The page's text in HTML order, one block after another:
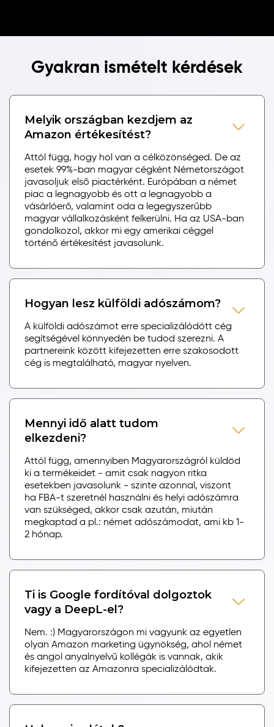
Gyakran ismételt kérdések
Melyik országban kezdjem az
Amazon értékesítést?
Attól függ, hogy hol van a célközönséged. De az
esetek 99%-ban magyar cégként Németországot
javasoljuk első piactérként. Európában a német
piac a legnagyobb és ott a legnagyobb a
vásárlóerő, valamint oda a legegyszerűbb
magyar vállalkozásként felkerülni. Ha az USA-ban
gondolkozol, akkor mi egy amerikai céggel
történő értékesítést javasolunk.
Hogyan lesz külföldi adószámom?
A külföldi adószámot erre specializálódótt cég
segítségével könnyedén be tudod szerezni. A
partnereink között kifejezetten erre szakosodott
cég is megtalálható, magyar nyelven.
Mennyi idő alatt tudom
elkezdeni?
Attól függ, amennyiben Magyarországról küldöd
ki a termékeidet - amit csak nagyon ritka
esetekben javasolunk - szinte azonnal, viszont
ha FBA-t szeretnél használni és helyi adószámra
van szükséged, akkor csak azután, miután
megkaptad a pl.: német adószámodat, ami kb 1-
2 hónap.
Ti is Google fordítóval dolgoztok
vagy a DeepL-el?
Nem. :) Magyarországon mi vagyunk az egyetlen
olyan Amazon marketing ügynökség, ahol német
és angol anyalnyelvű kollégák is vannak, akik
kifejezetten az Amazonra specializálódtak.